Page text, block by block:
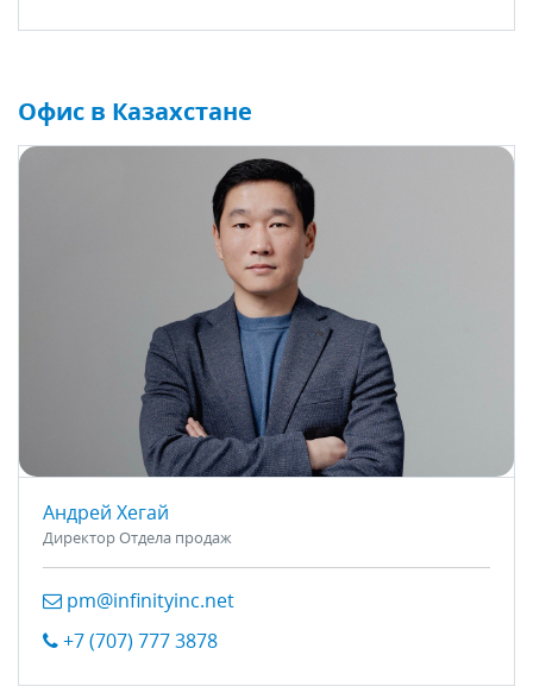
Офис в Казахстане
Андрей Хегай
Директор Отдела продаж
pm@infinityinc.net
+7 (707) 777 3878